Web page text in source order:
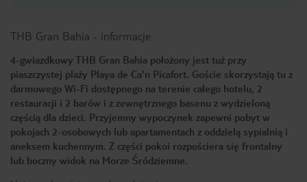
THB Gran Bahia - informacje
4-gwiazdkowy THB Gran Bahia położony jest tuż przy
piaszczystej plaży Playa de Ca'n Picafort. Goście skorzystają tu z
darmowego Wi-Fi dostępnego na terenie całego hotelu, 2
restauracji i 2 barów i z zewnętrznego basenu z wydzieloną
częścią dla dzieci. Przyjemny wypoczynek zapewni pobyt w
pokojach 2-osobowych lub apartamentach z oddzielą sypialnią i
aneksem kuchennym. Z części pokoi rozpościera się frontalny
lub boczny widok na Morze Śródziemne.